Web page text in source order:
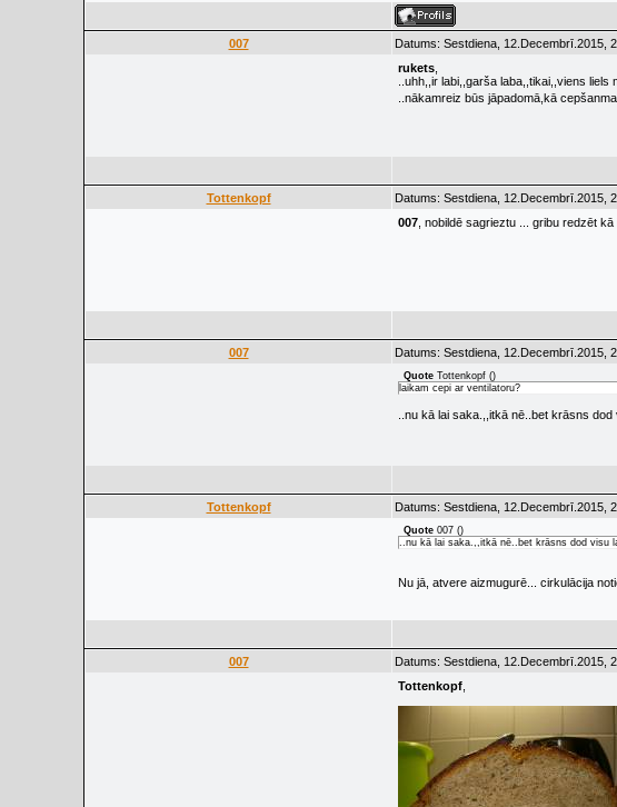
007 Datums: Sestdiena, 12.Decembrī.2015,
rukets
..uhh,,ir labi,,garša laba,,tikai,,viens
..nākamreiz būs jāpadomā,kā
Tottenkopf Datums: Sestdiena, 12.Decembrī.2015,
007 , nobildē sagrieztu ... gribu redzēt
007 Datums: Sestdiena, 12.Decembrī.2015,
Quote Tottenkopf ()
laikam cepi ar ventilatoru?
..nu kā lai saka.,,itkā nē..bet krāsns dod
Tottenkopf Datums: Sestdiena, 12.Decembrī.2015,
Quote 007 ()
..nu kā lai saka.,,itkā nē..bet krāsns dod visu
Nu jā, atvere aizmugurē... cirkulācija
007 Datums: Sestdiena, 12.Decembrī.2015,
Tottenkopf